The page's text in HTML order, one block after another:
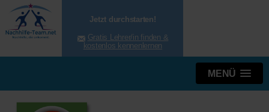
Jetzt durchstarten!
Gratis Lehrer/in finden &
kostenlos kennenlernen
MENÜ